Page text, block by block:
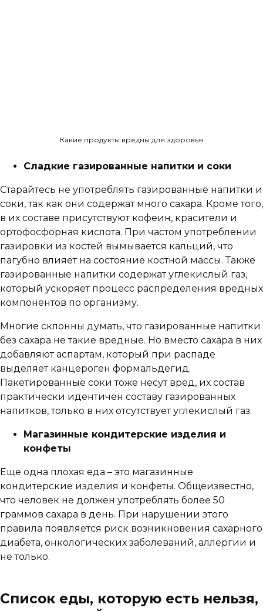
Какие продукты вредны для здоровья
Сладкие газированные напитки и соки
Старайтесь не употреблять газированные напитки и
соки, так как они содержат много сахара. Кроме того,
в их составе присутствуют кофеин, красители и
ортофосфорная кислота. При частом употреблении
газировки из костей вымывается кальций, что
пагубно влияет на состояние костной массы. Также
газированные напитки содержат углекислый газ,
который ускоряет процесс распределения вредных
компонентов по организму.
Многие склонны думать, что газированные напитки
без сахара не такие вредные. Но вместо сахара в них
добавляют аспартам, который при распаде
выделяет канцероген формальдегид.
Пакетированные соки тоже несут вред, их состав
практически идентичен составу газированных
напитков, только в них отсутствует углекислый газ.
Магазинные кондитерские изделия и
конфеты
Еще одна плохая еда – это магазинные
кондитерские изделия и конфеты. Общеизвестно,
что человек не должен употреблять более 50
граммов сахара в день. При нарушении этого
правила появляется риск возникновения сахарного
диабета, онкологических заболеваний, аллергии и
не только.
Список еды, которую есть нельзя,